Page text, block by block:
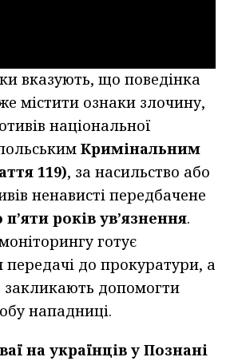
вказують, що поведінка
містити ознаки злочину,
національної
Кримінальним
119), за насильство або
ненависті передбачене
років ув’язнення.
готує
передачі до прокуратури, а
закликають допомогти
нападниці.
на українців у Познані